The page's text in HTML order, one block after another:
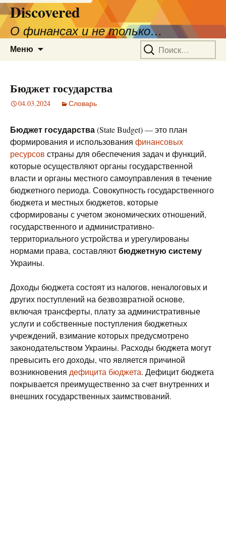
Discovered
О финансах и не только…
Меню Найти:
Бюджет государства
04.03.2024 Словарь
Бюджет государства(State Budget) — это план
формирования и использования финансовых
ресурсов страны для обеспечения задач и функций,
которые осуществляют органы государственной
власти и органы местного самоуправления в течение
бюджетного периода. Совокупность государственного
бюджета и местных бюджетов, которые
сформированы с учетом экономических отношений,
государственного и административно-
территориального устройства и урегулированы
нормами права, составляютбюджетную систему
Украины.
Доходы бюджета состоят из налогов, неналоговых и
других поступлений на безвозвратной основе,
включая трансферты, плату за административные
услуги и собственные поступления бюджетных
учреждений, взимание которых предусмотрено
законодательством Украины. Расходы бюджета могут
превысить его доходы, что является причиной
возникновения дефицита бюджета. Дефицит бюджета
покрывается преимущественно за счет внутренних и
внешних государственных заимствований.